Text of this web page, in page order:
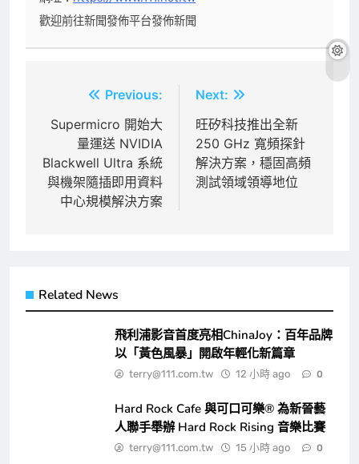
歡迎前往新聞發佈平台發佈新聞
章
導
覽
Previous:
Supermicro 開始大
量運送 NVIDIA
Blackwell Ultra 系統
與機架隨插即用資料
中心規模解決方案
Next:
旺矽科技推出全新
250 GHz 寬頻探針
解決方案，穩固高頻
測試領域領導地位
Related News
飛利浦影音首度亮相ChinaJoy：百年品牌
以「黃色風暴」開啟年輕化新篇章
terry@111.com.tw 12 小時 ago 0
Hard Rock Cafe 與可口可樂® 為新晉藝
人聯手舉辦 Hard Rock Rising 音樂比賽
terry@111.com.tw 15 小時 ago 0